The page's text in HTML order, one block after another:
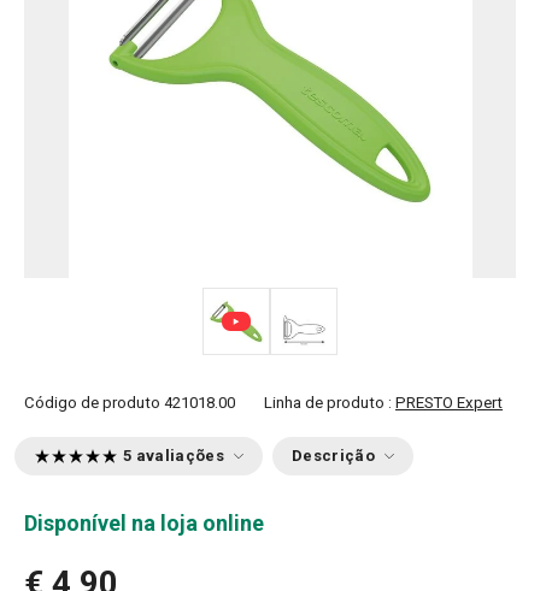
Código de produto 421018.00 Linha de produto : PRESTO Expert
5 avaliações Descrição
Disponível na loja online